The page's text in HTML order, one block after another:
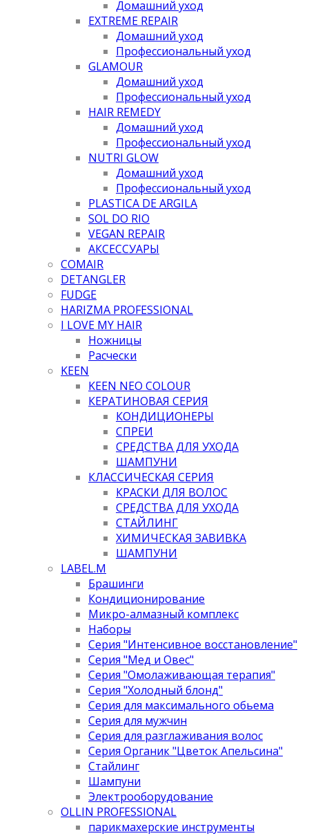
Домашний уход
EXTREME REPAIR
Домашний уход
Профессиональный уход
GLAMOUR
Домашний уход
Профессиональный уход
HAIR REMEDY
Домашний уход
Профессиональный уход
NUTRI GLOW
Домашний уход
Профессиональный уход
PLASTICA DE ARGILA
SOL DO RIO
VEGAN REPAIR
АКСЕССУАРЫ
COMAIR
DETANGLER
FUDGE
HARIZMA PROFESSIONAL
I LOVE MY HAIR
Ножницы
Расчески
KEEN
KEEN NEO COLOUR
КЕРАТИНОВАЯ СЕРИЯ
КОНДИЦИОНЕРЫ
СПРЕИ
СРЕДСТВА ДЛЯ УХОДА
ШАМПУНИ
КЛАССИЧЕСКАЯ СЕРИЯ
КРАСКИ ДЛЯ ВОЛОС
СРЕДСТВА ДЛЯ УХОДА
СТАЙЛИНГ
ХИМИЧЕСКАЯ ЗАВИВКА
ШАМПУНИ
LABEL.M
Брашинги
Кондиционирование
Микро-алмазный комплекс
Наборы
Серия "Интенсивное восстановление"
Серия "Мед и Овес"
Серия "Омолаживающая терапия"
Серия "Холодный блонд"
Серия для максимального обьема
Серия для мужчин
Серия для разглаживания волос
Серия Органик "Цветок Апельсина"
Стайлинг
Шампуни
Электрооборудование
OLLIN PROFESSIONAL
парикмахерские инструменты